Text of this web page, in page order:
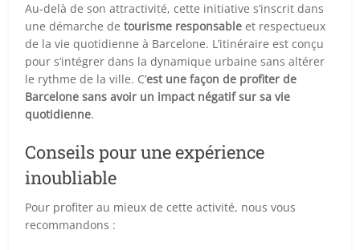
Au-delà de son attractivité, cette initiative s’inscrit dans
une démarche detourisme responsable et respectueux
de la vie quotidienne à Barcelone. L’itinéraire est conçu
pour s’intégrer dans la dynamique urbaine sans altérer
le rythme de la ville. C’est une façon de profiter de
Barcelone sans avoir un impact négatif sur sa vie
quotidienne.
Conseils pour une expérience
inoubliable
Pour profiter au mieux de cette activité, nous vous
recommandons :